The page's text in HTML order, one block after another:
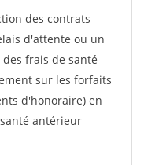
des contrats
d'attente ou un
frais de santé
sur les forfaits
d'honoraire) en
antérieur